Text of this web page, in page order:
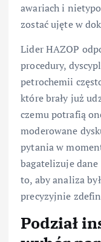
awariach i
zostać ujęte w
Lider HAZOP
procedury,
petrochemii
które brały już
czemu potrafią
moderowane
pytania w
bagatelizuje
to, aby analiza
precyzyjnie
Podział